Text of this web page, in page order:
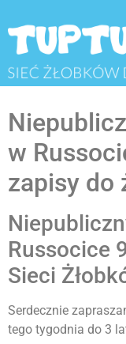
w
zapisy do
Russocice
Sieci
Serdecznie
tego tygodnia do 3